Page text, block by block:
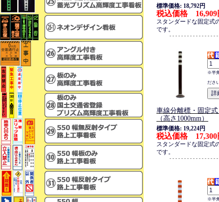
標準価格: 18,792円
税込価格 16,909
スタンダードな固定式
です。
※半
ださ
車線分離標・固定
（高さ1000mm）
標準価格: 19,224円
税込価格 17,300
スタンダードな固定式
です。
※半